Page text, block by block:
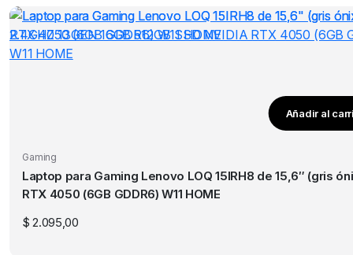
Añadir al
Gaming
Laptop para Gaming Lenovo LOQ 15IRH8 de 15,6″ (gris ónix) I7 2.4GHZ
RTX 4050 (6GB GDDR6) W11 HOME
$ 2.095,00